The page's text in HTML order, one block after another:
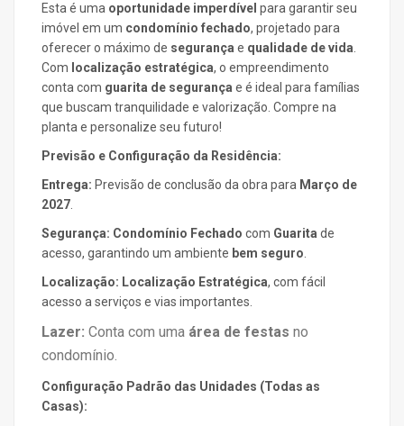
Esta é uma oportunidade imperdível para garantir seu
imóvel em um condomínio fechado, projetado para
oferecer o máximo de segurança e qualidade de vida
Com localização estratégica, o empreendimento
conta com guarita de segurança e é ideal para famílias
que buscam tranquilidade e valorização. Compre na
planta e personalize seu futuro!
Previsão e Configuração da Residência:
Entrega: Previsão de conclusão da obra para Março de
2027
Segurança: Condomínio Fechado com Guarita de
acesso, garantindo um ambiente bem seguro
Localização: Localização Estratégica, com fácil
acesso a serviços e vias importantes.
Lazer: Conta com uma área de festas no
condomínio.
Configuração Padrão das Unidades (Todas as
Casas):